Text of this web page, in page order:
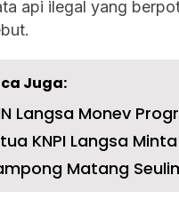
api ilegal yang
Juga:
Langsa Monev
KNPI Langsa
Matang